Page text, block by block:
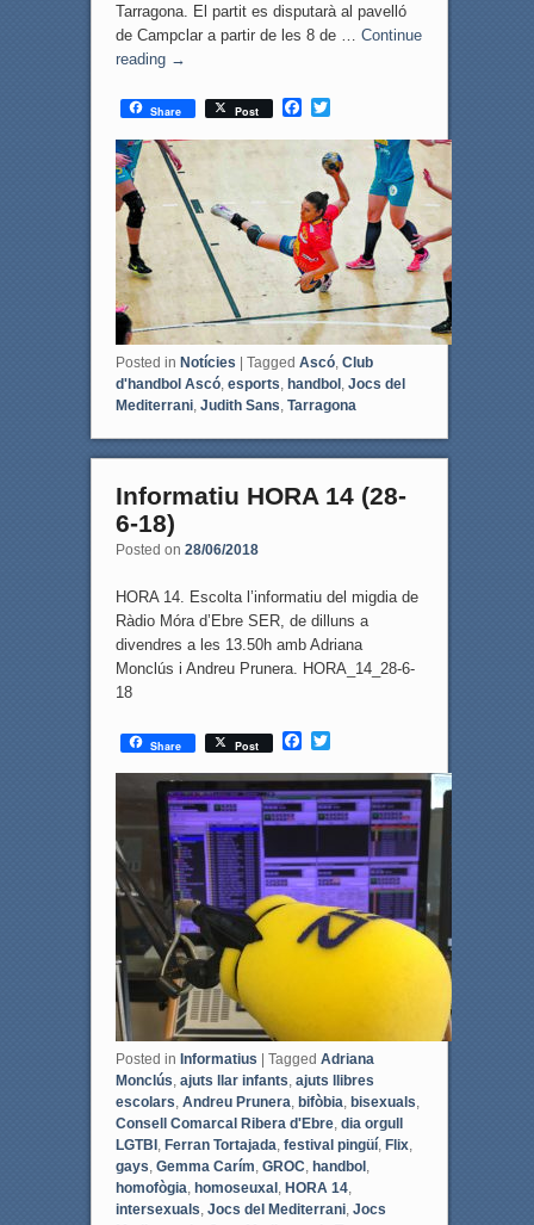
Tarragona. El partit es disputarà al pavelló
de Campclar a partir de les 8 de … Continue
reading →
Share Post
F
c
o
o
k
T
i
t
t
e
r
Posted in Notícies Tagged Ascó, Club
d'handbol Ascó, esports, handbol , Jocs del
Mediterrani, Judith Sans, Tarragona
Informatiu HORA 14 (28-
6-18)
Posted on 28/06/2018
HORA 14. Escolta l’informatiu del migdia de
Ràdio Móra d’Ebre SER, de dilluns a
divendres a les 13.50h amb Adriana
Monclús i Andreu Prunera. HORA_14_28-6-
18
Share Post
F
c
e
b
o
k
T
i
t
t
r
Posted in Informatius Tagged Adriana
Monclús, ajuts llar infants, ajuts llibres
escolars, Andreu Prunera, bifòbia, bisexuals,
Consell Comarcal Ribera d'Ebre, dia orgull
LGTBI , Ferran Tortajada, festival pingüí, Flix,
gays, Gemma Carím, GROC, handbol ,
homofògia, homoseuxal , HORA 14,
intersexuals, Jocs del Mediterrani, Jocs